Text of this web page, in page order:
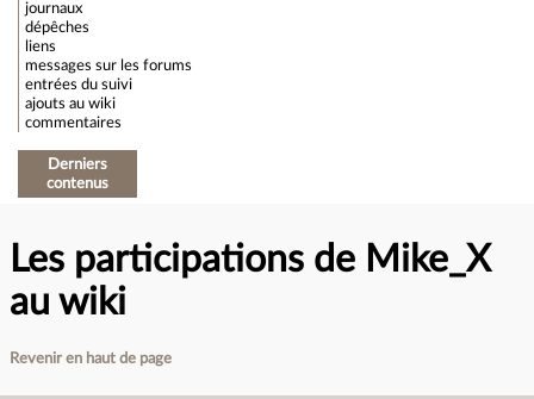
journaux
dépêches
liens
messages sur les forums
entrées du suivi
ajouts au wiki
commentaires
Derniers
contenus
Les participations de Mike_X
au wiki
Revenir en haut de page